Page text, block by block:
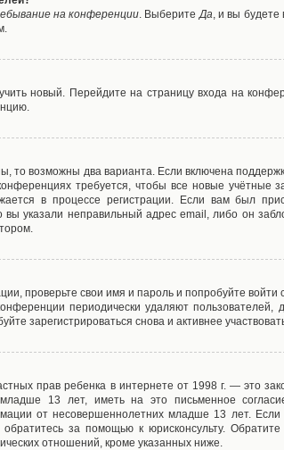
на конференции. ВыберитеДа, и вы будете
новый. Перейдите на страницу входа на
то возможны два варианта. Если включена
требуется, чтобы все новые учётные
в процессе регистрации. Если вам был
указали неправильный адрес email, либо он
проверьте свои имя и пароль и попробуйте
периодически удаляют
зарегистрироваться снова и активнее
прав ребенка в интернете от 1998 г. — это
13 лет, иметь на это письменное
от несовершеннолетних младше 13 лет.
за помощью к юрисконсульту.
отношений, кроме указанных ниже.